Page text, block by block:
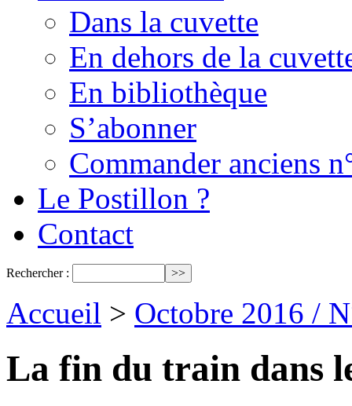
Dans la cuvette
En dehors de la
En bibliothèque
S’abonner
Commander anciens
Le Postillon ?
Contact
Rechercher :
Accueil > Octobre 2016 /
La fin du train dans